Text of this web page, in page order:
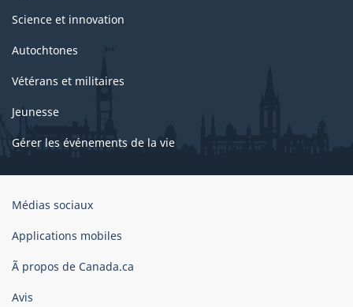
Science et innovation
Autochtones
Vétérans et militaires
Jeunesse
Gérer les événements de la vie
Organisation
gouvernement
Canada
Médias sociaux
Applications mobiles
Ã propos de Canada.ca
Avis